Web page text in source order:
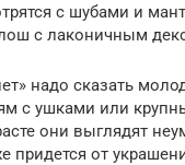
с шубами и
с лаконичным
надо сказать
с ушками или
они выглядят
придется от